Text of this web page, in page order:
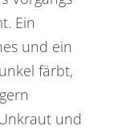
Ein
und ein
färbt,
und